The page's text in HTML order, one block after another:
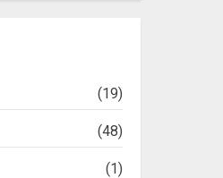
(19)
(48)
(1)